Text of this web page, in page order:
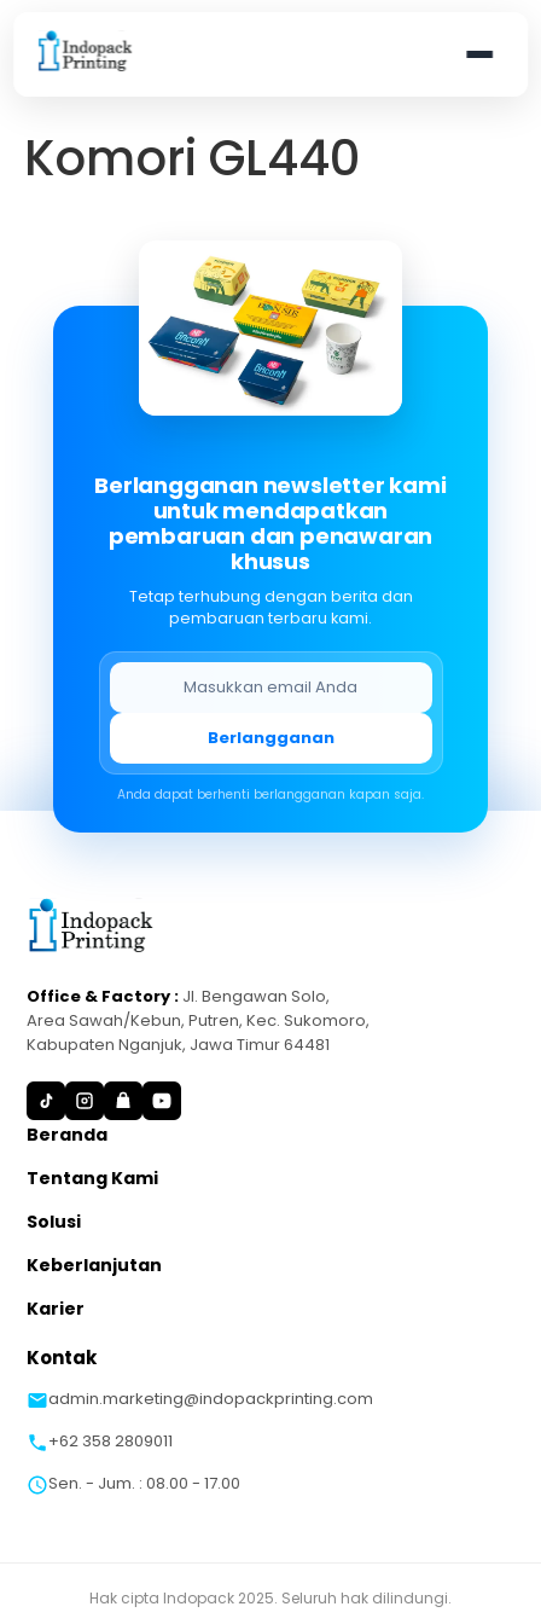
Komori GL440
Berlangganan newsletter kami
untuk mendapatkan
pembaruan dan penawaran
khusus
Tetap terhubung dengan berita dan
pembaruan terbaru kami.
Berlangganan
Anda dapat berhenti berlangganan kapan saja.
Office & Factory : Jl. Bengawan Solo,
Area Sawah/Kebun, Putren, Kec. Sukomoro,
Kabupaten Nganjuk, Jawa Timur 64481
Beranda
Tentang Kami
Solusi
Keberlanjutan
Karier
Kontak
admin.marketing@indopackprinting.com
+62 358 2809011
Sen. - Jum. : 08.00 - 17.00
Hak cipta Indopack 2025. Seluruh hak dilindungi.